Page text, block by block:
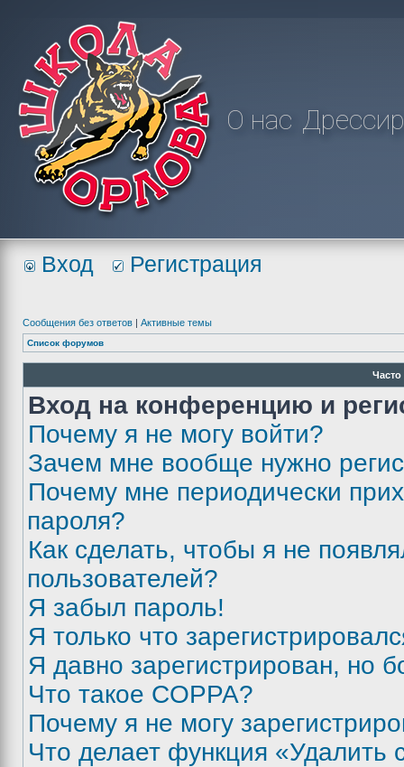
О нас
Вход Регистрация
Сообщения без ответов | Активные темы
Список форумов
Вход на конференцию и
Почему я не могу войти?
Зачем мне вообще нужно
Почему мне периодически
пароля?
Как сделать, чтобы я не
пользователей?
Я забыл пароль!
Я только что
Я давно зарегистрирован, но
Что такое COPPA?
Почему я не могу
Что делает функция «Удалить